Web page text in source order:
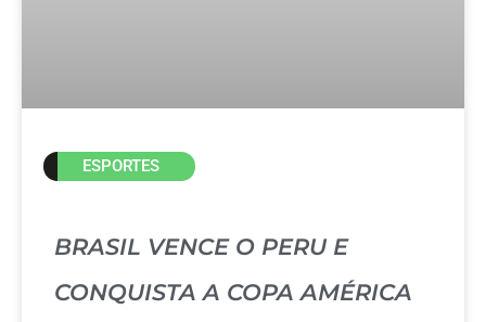
ESPORTES
BRASIL VENCE O PERU E
CONQUISTA A COPA AMÉRICA